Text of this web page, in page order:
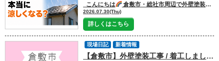
こんにちは 倉敷市・総社市周辺で外壁塗装や屋根塗装を手がける株式会社光輝（プロタイムズ倉敷北店）です。 今回は「遮熱塗装の効果」について分かりやすく解説します
2026.07.30(Thu)
詳しくはこちら
【倉敷市】外壁塗装工事 / 着工しました
現場日記 新着情報